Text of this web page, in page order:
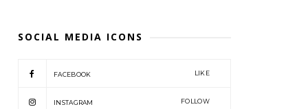
SOCIAL MEDIA ICONS
FACEBOOK LIKE
INSTAGRAM FOLLOW